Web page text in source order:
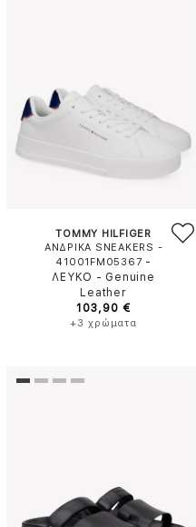
TOMMY HILFIGER
ΑΝΔΡΙΚΑ SNEAKERS -
41001FM05367 -
ΛΕΥΚΟ - Genuine
Leather
103,90 €
+3 χρώματα